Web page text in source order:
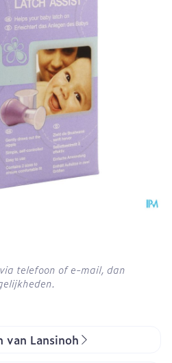
telefoon of e-mail, dan
van Lansinoh